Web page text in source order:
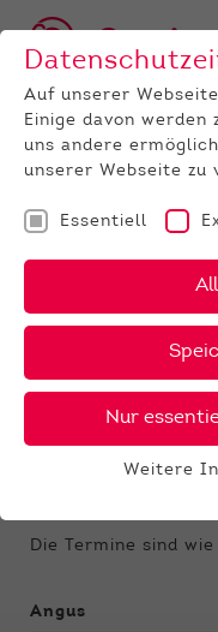
UNTERNEHMEN News
aus dem
auch die Körungen
Die Termine sind
Angus
Auf unserer
Einige davon werden
uns andere
unserer Webseite zu
Essentiell
Nur
Funktionen der
Weitere